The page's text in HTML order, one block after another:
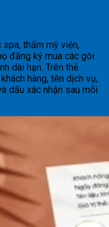
thẩm mỹ viện,
đăng ký mua các gói
dài hạn. Trên thẻ
hàng, tên dịch vụ,
dấu xác nhận sau mỗi